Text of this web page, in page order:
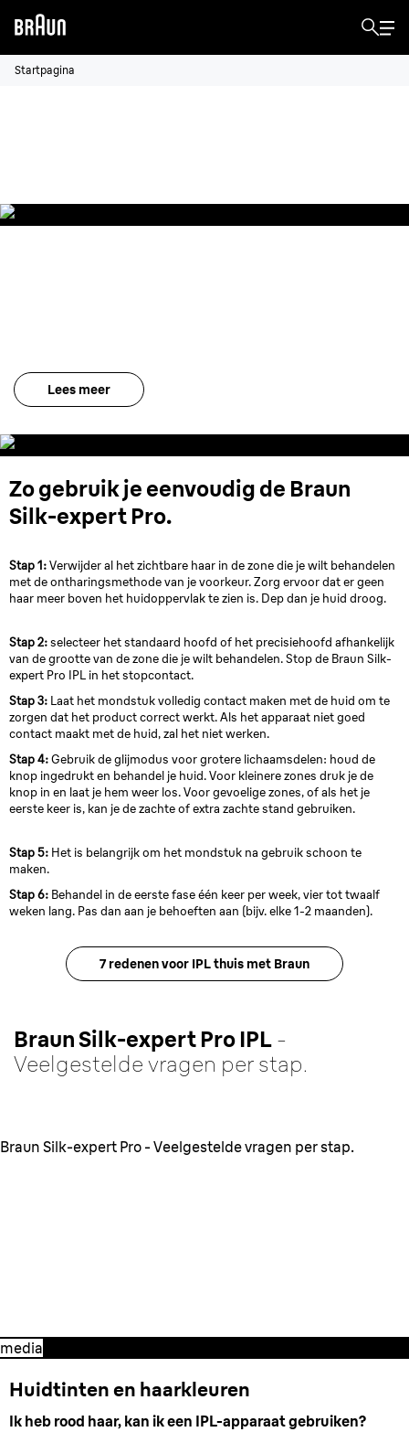
Startpagina
Lees meer
Zo gebruik je eenvoudig de Braun
Silk-expert Pro.
Stap 1:Verwijder al het zichtbare haar in de zone die je wilt behandelen
met de ontharingsmethode van je voorkeur. Zorg ervoor dat er geen
haar meer boven het huidoppervlak te zien is. Dep dan je huid droog.
Stap 2:selecteer het standaard hoofd of het precisiehoofd afhankelijk
van de grootte van de zone die je wilt behandelen. Stop de Braun Silk-
expert Pro IPL in het stopcontact.
Stap 3: Laat het mondstuk volledig contact maken met de huid om te
zorgen dat het product correct werkt. Als het apparaat niet goed
contact maakt met de huid, zal het niet werken.
Stap 4:Gebruik de glijmodus voor grotere lichaamsdelen: houd de
knop ingedrukt en behandel je huid. Voor kleinere zones druk je de
knop in en laat je hem weer los. Voor gevoelige zones, of als het je
eerste keer is, kan je de zachte of extra zachte stand gebruiken.
Stap 5: Het is belangrijk om het mondstuk na gebruik schoon te
maken.
Stap 6: Behandel in de eerste fase één keer per week, vier tot twaalf
weken lang. Pas dan aan je behoeften aan (bijv. elke 1-2 maanden).
7 redenen voor IPL thuis met Braun
Braun Silk-expert Pro IPL -
Veelgestelde vragen per stap.
Braun Silk-expert Pro - Veelgestelde vragen per stap.
media
Huidtinten en haarkleuren
Ik heb rood haar, kan ik een IPL-apparaat gebruiken?